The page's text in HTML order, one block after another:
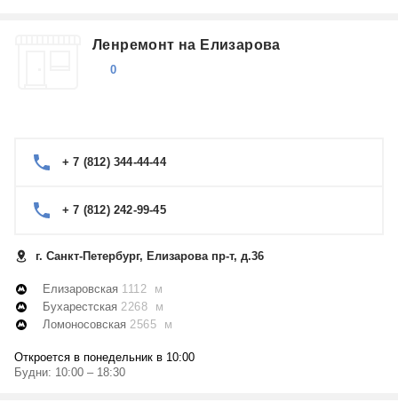
Ленремонт на Елизарова
0
+ 7 (812) 344-44-44
+ 7 (812) 242-99-45
г. Санкт-Петербург, Елизарова пр-т, д.36
Елизаровская 1112 м
Бухарестская 2268 м
Ломоносовская 2565 м
Откроется в понедельник в 10:00
Будни: 10:00 – 18:30